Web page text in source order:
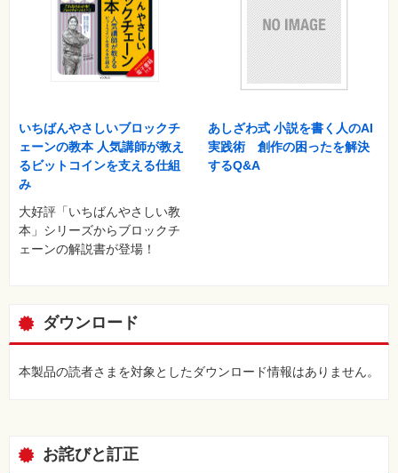
いちばんやさしいブロックチ
ェーンの教本 人気講師が教え
るビットコインを支える仕組
み
大好評「いちばんやさしい教
本」シリーズからブロックチ
ェーンの解説書が登場！
あしざわ式 小説を書く人のAI
実践術 創作の困ったを解決
するQ&A
ダウンロード
本製品の読者さまを対象としたダウンロード情報はありません。
お詫びと訂正